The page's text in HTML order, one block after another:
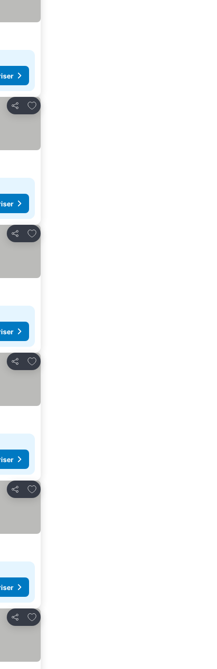
Del
Legg til i favoritter
Del
Legg til i favoritter
Del
Legg til i favoritter
Del
Legg til i favoritter
Del
Legg til i favoritter